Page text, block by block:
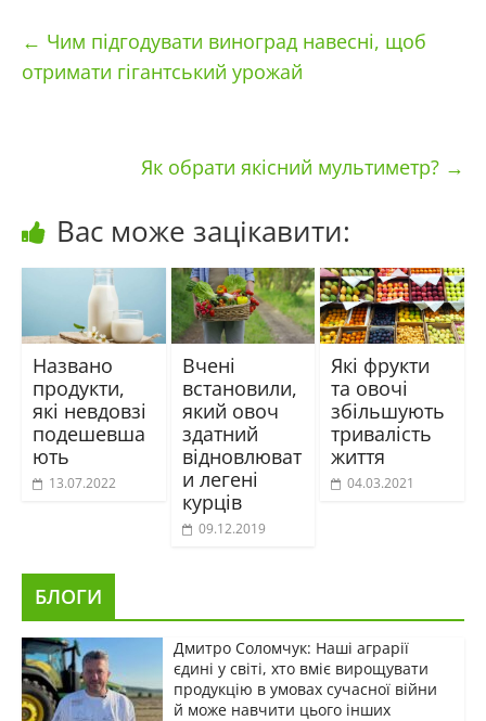
← Чим підгодувати виноград навесні, щоб
отримати гігантський урожай
Як обрати якісний мультиметр? →
Вас може зацікавити:
Названо
продукти,
які невдовзі
подешевша
ють
13.07.2022
Вчені
встановили,
який овоч
здатний
відновлюват
и легені
курців
09.12.2019
Які фрукти
та овочі
збільшують
тривалість
життя
04.03.2021
БЛОГИ
Дмитро Соломчук: Наші аграрії
єдині у світі, хто вміє вирощувати
продукцію в умовах сучасної війни
й може навчити цього інших